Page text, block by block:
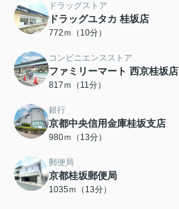
ドラッグストア
ドラッグユタカ 桂坂店
772ｍ（10分）
コンビニエンスストア
ファミリーマート 西京桂坂店
817ｍ（11分）
銀行
京都中央信用金庫桂坂支店
980ｍ（13分）
郵便局
京都桂坂郵便局
1035ｍ（13分）